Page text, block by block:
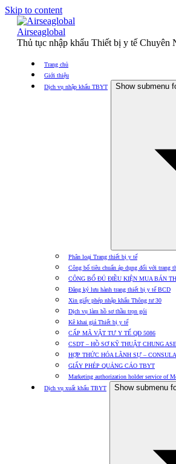
Skip to content
Airseaglobal
Thủ tục nhập khẩu Thiết bị y tế Chuyên
Trang chủ
Giới thiệu
Dịch vụ nhập khẩu TBYT
Show submenu
Phân loại Trang thiết bị y tế
Công bố tiêu chuẩn áp dụng đối với trang
CÔNG BỐ ĐỦ ĐIỀU KIỆN MUA BÁN
Đăng ký lưu hành trang thiết bị y tế BCD
Xin giấy phép nhập khẩu Thông tư 30
Dịch vụ làm hồ sơ thầu trọn gói
Kê khai giá Thiết bị y tế
CẤP MÃ VẬT TƯ Y TẾ QĐ 5086
CSDT – HỒ SƠ KỸ THUẬT CHUNG
HỢP THỨC HÓA LÃNH SỰ –
GIẤY PHÉP QUẢNG CÁO TBYT
Marketing authorization holder service of
Dịch vụ xuất khẩu TBYT
Show submenu